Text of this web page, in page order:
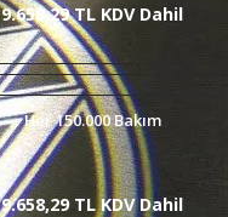
9.658,29 TL KDV Dahil
Her 150.000 Bakım
9.658,29 TL KDV Dahil